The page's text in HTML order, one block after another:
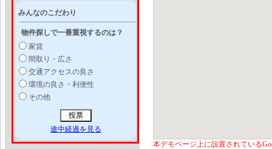
みんなのこだわり
物件探しで一番重視するのは？
家賃
間取り・広さ
交通アクセスの良さ
環境の良さ・利便性
その他
途中経過を見る
本デモページ上に設置されている